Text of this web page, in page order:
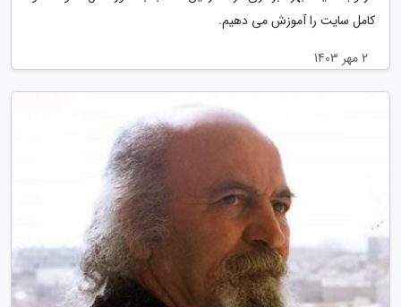
کامل سایت را آموزش می دهیم.
2 مهر 1403